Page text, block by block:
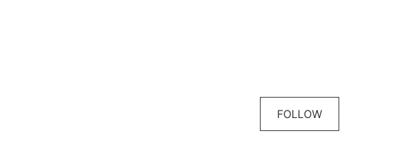
FOLLOW